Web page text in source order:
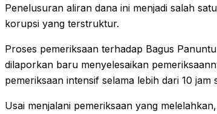
Penelusuran aliran dana ini menjadi salah
korupsi yang terstruktur.
Proses pemeriksaan terhadap Bagus
dilaporkan baru menyelesaikan
pemeriksaan intensif selama lebih dari 10
Usai menjalani pemeriksaan yang